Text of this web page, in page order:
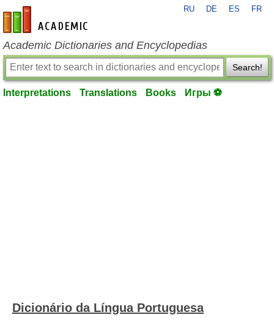
en-academic.com
RU DE ES FR
Academic Dictionaries and Encyclopedias
Search!
Interpretations Translations Books Игры ⚽
Dicionário da Língua Portuguesa